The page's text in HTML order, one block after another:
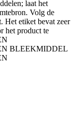
laat het
Volg de
Het etiket bevat zeer
het product te
BLEEKMIDDEL